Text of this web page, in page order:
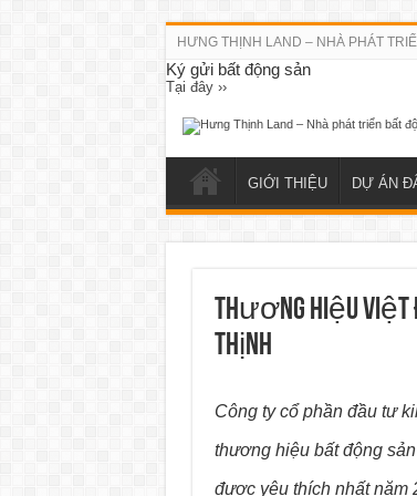
HƯNG THỊNH LAND – NHÀ PHÁT
Ký gửi bất động sản
Tại đây ››
GIỚI THIỆU DỰ ÁN
Thương hiệu Việt
Thịnh
Công ty cổ phần đầu tư
thương hiệu bất động
được yêu thích nhất năm